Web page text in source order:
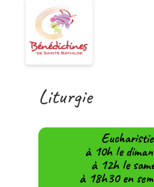
Liturgie
Eucharistie
à 10h le
à 12h le
à 18h30 en